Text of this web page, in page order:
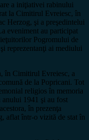
a iniţiativei rabinului
la Cimitirul Evreiesc, în
Herzog, şi a preşedintelui
eveniment au participat
Pogromului de
reprezentanţi ai mediului
în Cimitirul Evreiesc, a
de la Popricani. Tot
religios în memoria
1941 şi au fost
în prezenţa
aflat într-o vizită de stat în